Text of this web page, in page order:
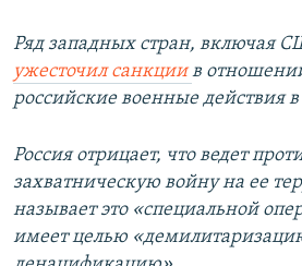
Ряд западных стран, включая
ужесточил санкциив
российские военные действия
Россия отрицает, что ведет
захватническую войну на ее
называет это «специальной
имеет целью